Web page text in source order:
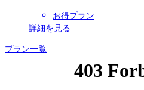
お得プラン
詳細を見る
プラン一覧